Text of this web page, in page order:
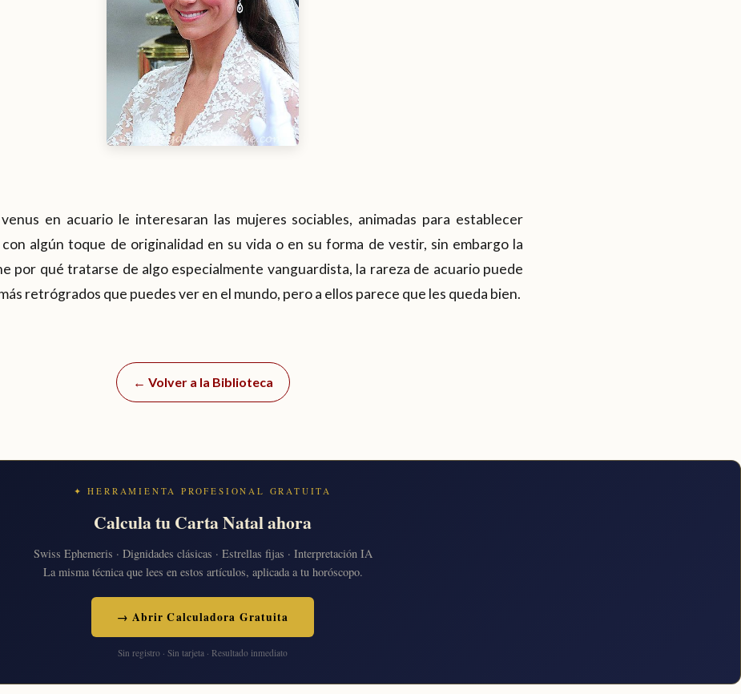
en acuario le interesaran las mujeres sociables, animadas para establecer
algún toque de originalidad en su vida o en su forma de vestir, sin embargo la
por qué tratarse de algo especialmente vanguardista, la rareza de acuario puede
retrógrados que puedes ver en el mundo, pero a ellos parece que les queda bien.
← Volver a la Biblioteca
✦ HERRAMIENTA PROFESIONAL GRATUITA
Calcula tu Carta Natal ahora
Swiss Ephemeris · Dignidades clásicas · Estrellas fijas · Interpretación IA
La misma técnica que lees en estos artículos, aplicada a tu horóscopo.
→ Abrir Calculadora Gratuita
Sin registro · Sin tarjeta · Resultado inmediato